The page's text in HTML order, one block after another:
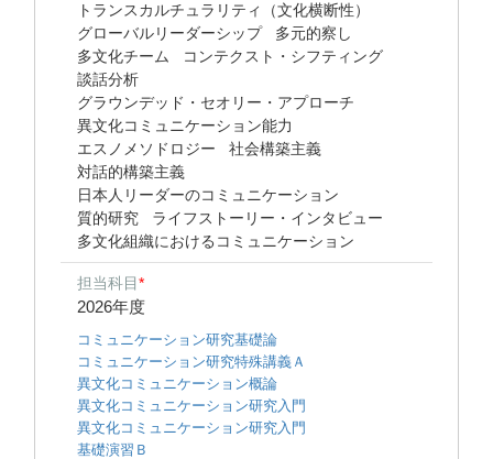
トランスカルチュラリティ（文化横断性）
グローバルリーダーシップ
多元的察し
多文化チーム
コンテクスト・シフティング
談話分析
グラウンデッド・セオリー・アプローチ
異文化コミュニケーション能力
エスノメソドロジー
社会構築主義
対話的構築主義
日本人リーダーのコミュニケーション
質的研究
ライフストーリー・インタビュー
多文化組織におけるコミュニケーション
担当科目*
2026年度
コミュニケーション研究基礎論
コミュニケーション研究特殊講義Ａ
異文化コミュニケーション概論
異文化コミュニケーション研究入門
異文化コミュニケーション研究入門
基礎演習Ｂ